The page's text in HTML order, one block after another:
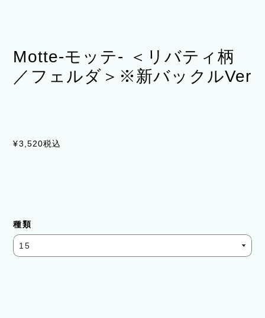
Motte-モッテ- ＜リバティ柄
／フェルダ＞※新バックルVer
¥3,520税込
種類